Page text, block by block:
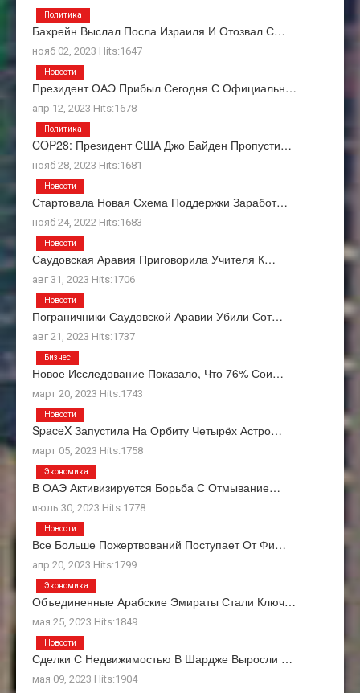
Бахрейн Выслал Посла Израиля И Отозвал С…
нояб 02, 2023 Hits:1647
Политика
Президент ОАЭ Прибыл Сегодня С Официальн…
апр 12, 2023 Hits:1678
Новости
COP28: Президент США Джо Байден Пропусти…
нояб 28, 2023 Hits:1681
Политика
Стартовала Новая Схема Поддержки Заработ…
нояб 24, 2022 Hits:1683
Новости
Саудовская Аравия Приговорила Учителя К…
авг 31, 2023 Hits:1706
Новости
Пограничники Саудовской Аравии Убили Сот…
авг 21, 2023 Hits:1737
Новости
Новое Исследование Показало, Что 76% Сои…
март 20, 2023 Hits:1743
Бизнес
SpaceX Запустила На Орбиту Четырёх Астро…
март 05, 2023 Hits:1758
Новости
В ОАЭ Активизируется Борьба С Отмывание…
июль 30, 2023 Hits:1778
Экономика
Все Больше Пожертвований Поступает От Фи…
апр 20, 2023 Hits:1799
Новости
Объединенные Арабские Эмираты Стали Ключ…
мая 25, 2023 Hits:1849
Экономика
Сделки С Недвижимостью В Шардже Выросли …
мая 09, 2023 Hits:1904
Новости